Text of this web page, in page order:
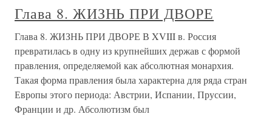
Глава 8. ЖИЗНЬ ПРИ ДВОРЕ
Глава 8. ЖИЗНЬ ПРИ ДВОРЕ В XVIII в. Россия
превратилась в одну из крупнейших держав с формой
правления, определяемой как абсолютная монархия.
Такая форма правления была характерна для ряда стран
Европы этого периода: Австрии, Испании, Пруссии,
Франции и др. Абсолютизм был